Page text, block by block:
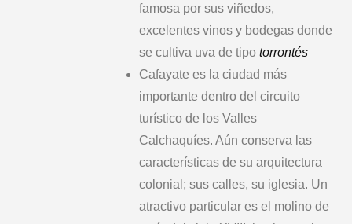
famosa por sus viñedos,
excelentes vinos y bodegas donde
se cultiva uva de tipo torrontés
Cafayate es la ciudad más
importante dentro del circuito
turístico de los Valles
Calchaquíes. Aún conserva las
características de su arquitectura
colonial; sus calles, su iglesia. Un
atractivo particular es el molino de